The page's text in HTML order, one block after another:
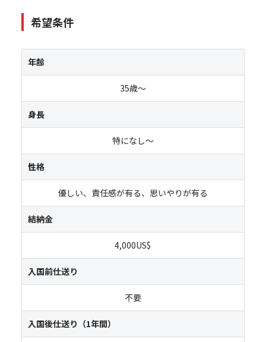
希望条件
年齢
35歳～
身長
特になし～
性格
優しい、責任感が有る、思いやりが有る
結納金
4,000US$
入国前仕送り
不要
入国後仕送り（1年間）